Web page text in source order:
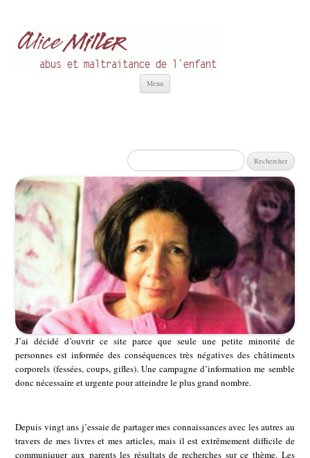
Menu
Rechercher :
J’ai décidé d’ouvrir ce site parce que seule une petite minorité de
personnes est informée des conséquences très négatives des châtiments
corporels (fessées, coups, gifles). Une campagne d’information me semble
donc nécessaire et urgente pour atteindre le plus grand nombre.
Depuis vingt ans j’essaie de partager mes connaissances avec les autres au
travers de mes livres et mes articles, mais il est extrêmement difficile de
communiquer aux parents les résultats de recherches sur ce thème. Les